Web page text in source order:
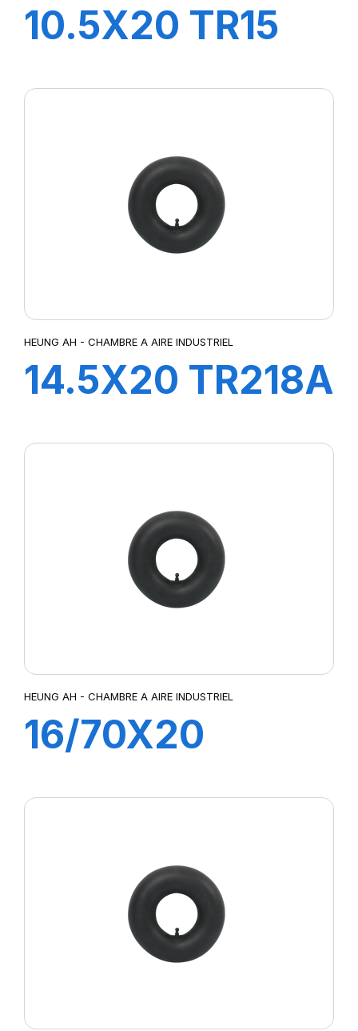
10.5X20 TR15
HEUNG AH - CHAMBRE A AIRE INDUSTRIEL
14.5X20 TR218A
HEUNG AH - CHAMBRE A AIRE INDUSTRIEL
16/70X20